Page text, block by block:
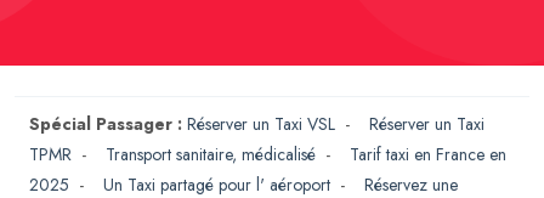
Spécial Passager : Réserver un Taxi VSL - Réserver un Taxi
TPMR - Transport sanitaire, médicalisé - Tarif taxi en France en
2025 - Un Taxi partagé pour l' aéroport - Réservez une